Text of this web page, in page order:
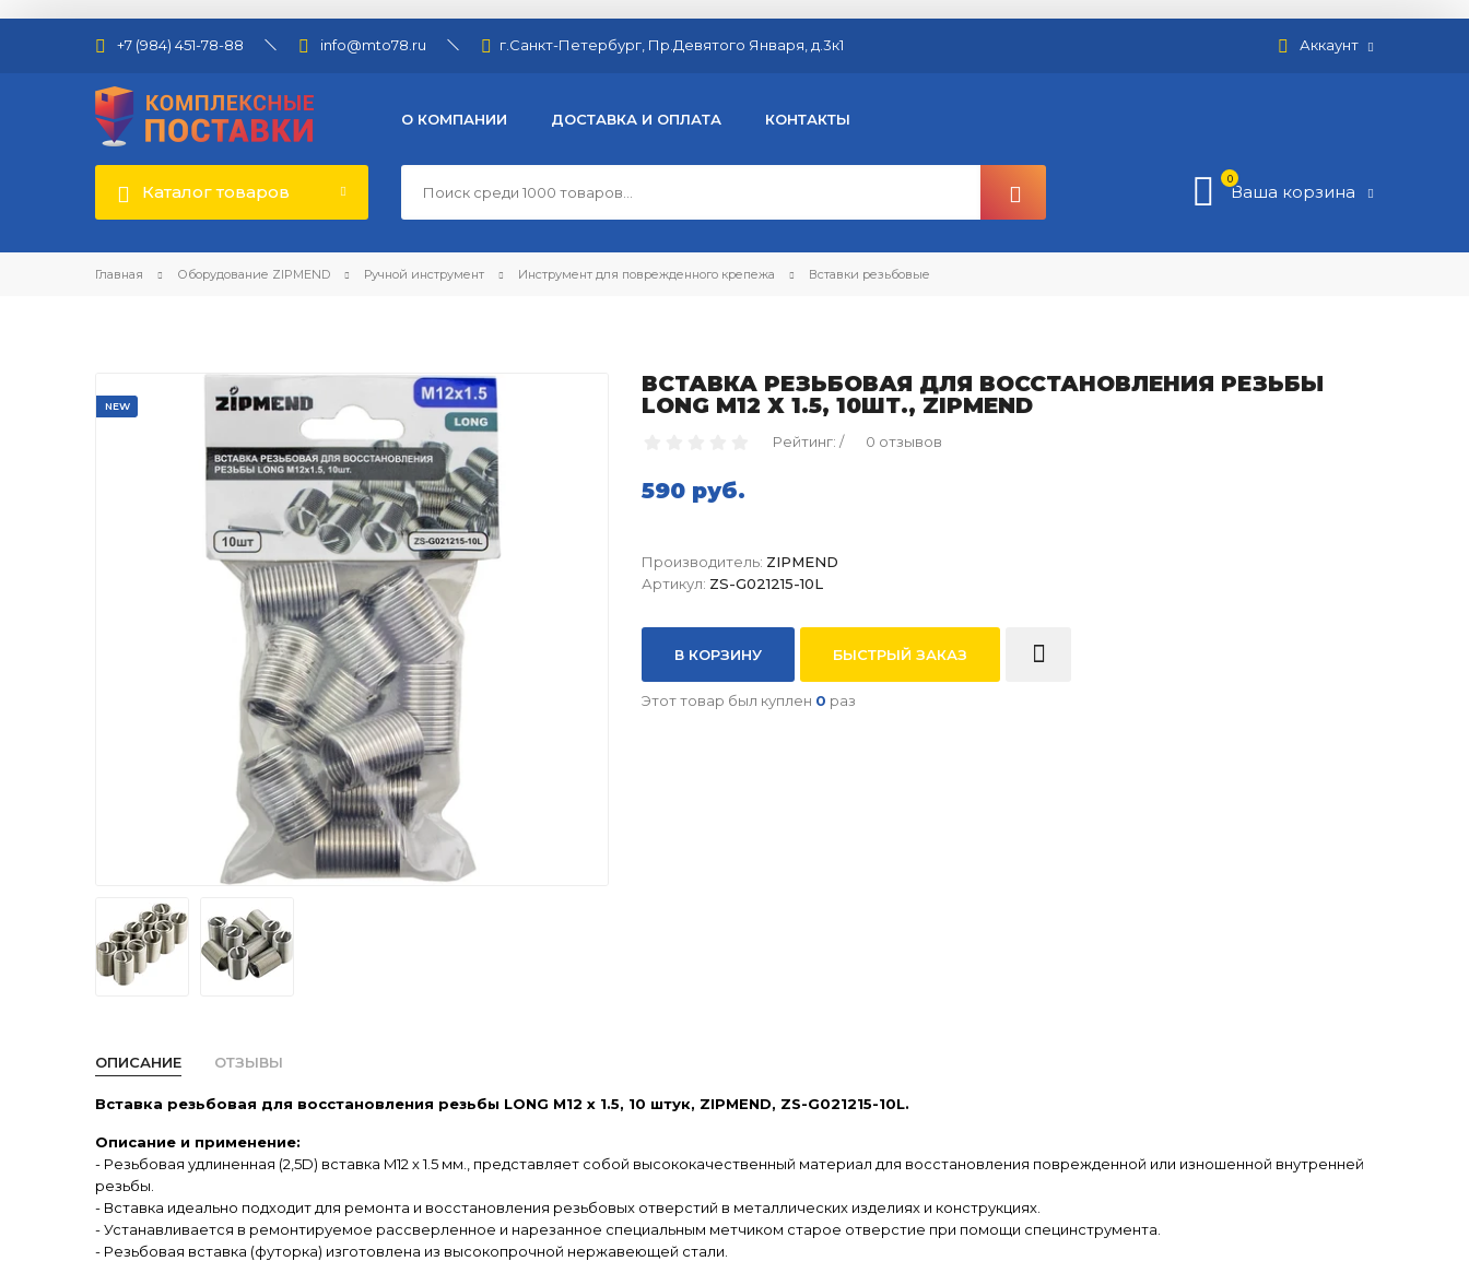
+7 (984) 451-78-88 info@mto78.ru г.Санкт-Петербург, Пр.Девятого Января, д.3к1 Аккаунт
О КОМПАНИИ ДОСТАВКА И ОПЛАТА КОНТАКТЫ
Каталог товаров
0
Ваша корзина
Главная Оборудование ZIPMEND Ручной инструмент Инструмент для поврежденного крепежа Вставки резьбовые
NEW
ВСТАВКА РЕЗЬБОВАЯ ДЛЯ ВОССТАНОВЛЕНИЯ РЕЗЬБЫ
LONG M12 Х 1.5, 10ШТ., ZIPMEND
Рейтинг: / 0 отзывов
590 руб.
Производитель: ZIPMEND
Артикул: ZS-G021215-10L
В КОРЗИНУ БЫСТРЫЙ ЗАКАЗ
Этот товар был куплен 0 раз
ОПИСАНИЕ ОТЗЫВЫ
Вставка резьбовая для восстановления резьбы LONG M12 х 1.5, 10 штук, ZIPMEND, ZS-G021215-10L.
Описание и применение:
- Резьбовая удлиненная (2,5D) вставка M12 х 1.5 мм., представляет собой высококачественный материал для восстановления поврежденной или изношенной внутренней
резьбы.
- Вставка идеально подходит для ремонта и восстановления резьбовых отверстий в металлических изделиях и конструкциях.
- Устанавливается в ремонтируемое рассверленное и нарезанное специальным метчиком старое отверстие при помощи специнструмента.
- Резьбовая вставка (футорка) изготовлена из высокопрочной нержавеющей стали.